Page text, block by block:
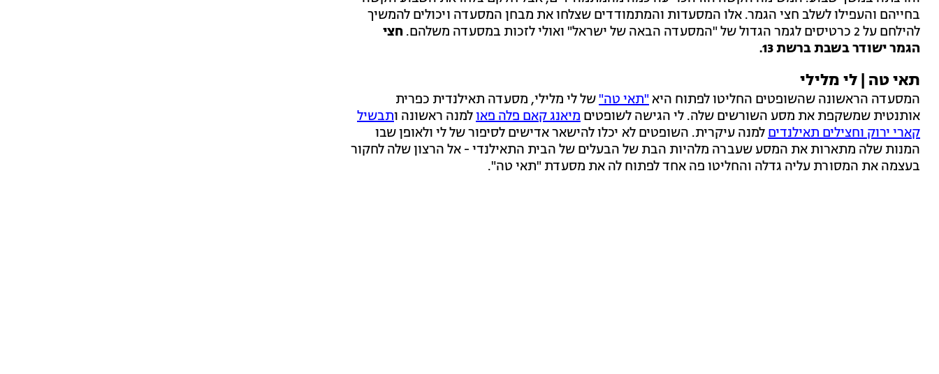
בחייהם והעפילו לשלב חצי הגמר. אלו המסעדות והמתמודדים שצלחו את מבחן המסעדה ויכולים להמשיך
להילחם על 2 כרטיסים לגמר הגדול של "המסעדה הבאה של ישראל" ואולי לזכות במסעדה משלהם.
חצי
הגמר ישודר בשבת ברשת 13.
תאי טה | לי מלילי
המסעדה הראשונה שהשופטים החליטו לפתוח היא"תאי טה"של לי מלילי, מסעדה תאילנדית כפרית
אותנטית שמשקפת את מסע השורשים שלה. לי הגישה לשופטים מיאנג קאם פלה פאולמנה ראשונה ותבשיל
קארי ירוק וחצילים תאילנדיםלמנה עיקרית. השופטים לא יכלו להישאר אדישים לסיפור של לי ולאופן שבו
המנות שלה מתארות את המסע שעברה מלהיות הבת של הבעלים של הבית התאילנדי - אל הרצון שלה לחקור
בעצמה את המסורת עליה גדלה והחליטו פה אחד לפתוח לה את מסעדת "תאי טה".